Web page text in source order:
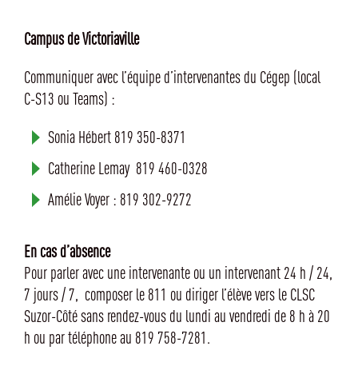
Campus de Victoriaville
Communiquer avec l’équipe d’intervenantes du Cégep (local
C-S13 ou Teams) :
Sonia Hébert 819 350-8371
Catherine Lemay 819 460-0328
Amélie Voyer : 819 302-9272
En cas d’absence
Pour parler avec une intervenante ou un intervenant 24 h / 24,
7 jours / 7, composer le 811 ou diriger l’élève vers le CLSC
Suzor-Côté sans rendez-vous du lundi au vendredi de 8 h à 20
h ou par téléphone au 819 758-7281.